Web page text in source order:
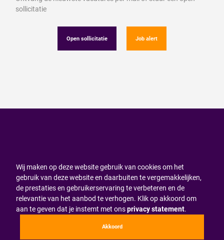
sollicitatie
Open sollicitatie Job alert
Wij maken op deze website gebruik van cookies om het
gebruik van deze website en daarbuiten te vergemakkelijken,
de prestaties en gebruikerservaring te verbeteren en de
relevantie van het aanbod te verhogen. Klik op akkoord om
aan te geven dat je instemt met onsprivacy statement.
Akkoord